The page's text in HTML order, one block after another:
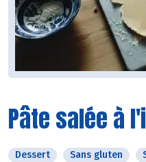
Pâte salée à
Dessert Sans gluten